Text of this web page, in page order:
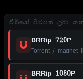
වීඩියෝ පිටපත් ලබා ගන්න
BRRip 720P
Torrent / magnet
BRRip 1080P